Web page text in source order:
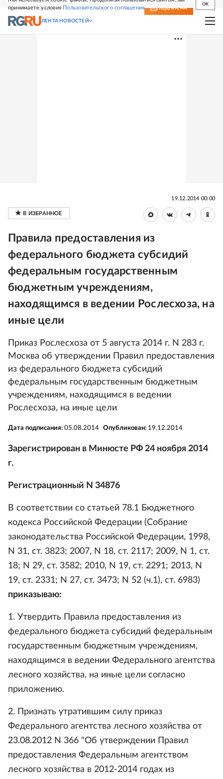
принимаете условия Пользовательского соглашения
OK
СВЕЖИЙ НОМЕР ПОДПИСКА
ЛЕНТА НОВОСТЕЙ
19.12.2014 00:00
Правила предоставления из
федерального бюджета субсидий
федеральным государственным
бюджетным учреждениям,
находящимся в ведении Рослесхоза, на
иные цели
Приказ Рослесхоза от 5 августа 2014 г. N 283 г.
Москва об утверждении Правил предоставления
из федерального бюджета субсидий
федеральным государственным бюджетным
учреждениям, находящимся в ведении
Рослесхоза, на иные цели
Дата подписания: 05.08.2014 Опубликован: 19.12.2014
Зарегистрирован в Минюсте РФ 24 ноября 2014
г.
Регистрационный N 34876
В соответствии со статьей 78.1 Бюджетного
кодекса Российской Федерации (Собрание
законодательства Российской Федерации, 1998,
N 31, ст. 3823; 2007, N 18, ст. 2117; 2009, N 1, ст.
18; N 29, ст. 3582; 2010, N 19, ст. 2291; 2013, N
19, ст. 2331; N 27, ст. 3473; N 52 (ч.1), ст. 6983)
приказываю:
1. Утвердить Правила предоставления из
федерального бюджета субсидий федеральным
государственным бюджетным учреждениям,
находящимся в ведении Федерального агентства
лесного хозяйства, на иные цели согласно
приложению.
2. Признать утратившим силу приказ
Федерального агентства лесного хозяйства от
23.08.2012 N 366 "Об утверждении Правил
предоставления Федеральным агентством
лесного хозяйства в 2012-2014 годах из